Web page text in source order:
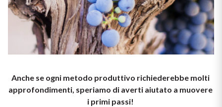
Anche se ogni metodo produttivo richiederebbe molti
approfondimenti, speriamo di averti aiutato a muovere
i primi passi!